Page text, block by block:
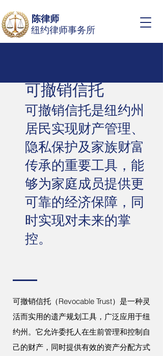
纽约律师事务所
陈律师
可撤销信托
可撤销信托是纽约州
居民实现财产管理、
隐私保护及家族财富
传承的重要工具，能
够为家庭成员提供更
可靠的经济保障，同
时实现对未来的掌
控。
可撤销信托（Revocable Trust）是一种灵
活而实用的遗产规划工具，广泛应用于纽
约州。它允许委托人在生前管理和控制自
己的财产，同时提供有效的资产分配方式